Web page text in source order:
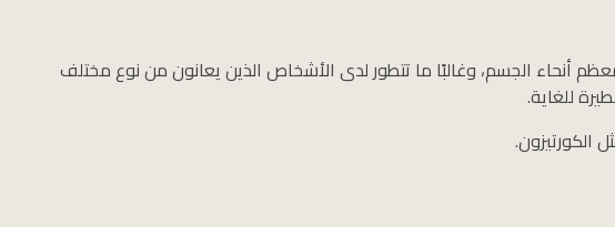
أنحاء الجسم، وغالبًا ما تتطور لدى الأشخاص الذين يعانون من نوع مختلف
للغاية.
الكورتيزون.